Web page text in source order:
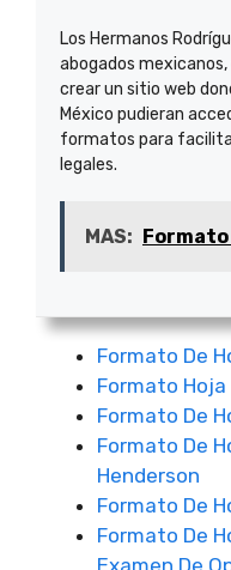
Los Hermanos
abogados
crear un sitio web
México pudieran
formatos para
legales.
MAS: Formato
Formato De
Formato Hoja
Formato De
Formato De
Henderson
Formato De
Formato De
Examen De